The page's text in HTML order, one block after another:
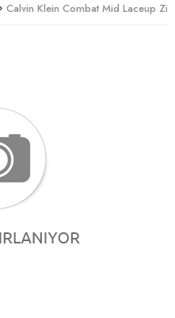
Calvin Klein Combat Mid Laceup